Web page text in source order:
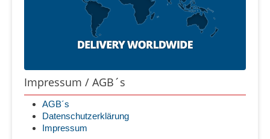
Impressum / AGB´s
AGB´s
Datenschutzerklärung
Impressum